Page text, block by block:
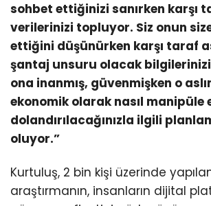
sohbet ettiğinizi sanırken karşı
verilerinizi topluyor. Siz onun
ettiğini düşünürken karşı taraf
şantaj unsuru olacak bilgilerinizi
ona inanmış, güvenmişken o
ekonomik olarak nasıl manipüle
dolandırılacağınızla ilgili
oluyor.”
Kurtuluş, 2 bin kişi üzerinde
araştırmanın, insanların dijital